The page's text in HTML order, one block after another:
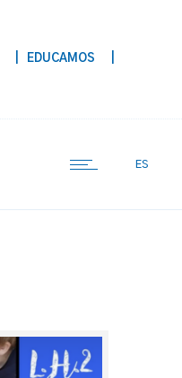
| EDUCAMOS
ES